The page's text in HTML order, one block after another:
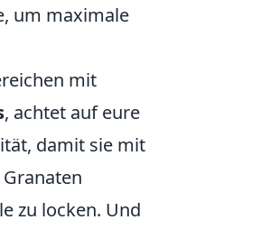
um maximale
mit
, achtet auf eure
damit sie mit
zu locken. Und